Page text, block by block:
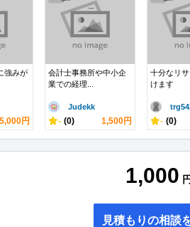
強みが
5,000円
会計士事務所や中小企
業での経理...
Judekk
- (0) 1,500円
十分なリ
けます
- (0)
1,000 円
見積もりの相談